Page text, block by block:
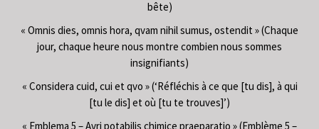
bête)
« Omnis dies, omnis hora, qvam nihil sumus, ostendit » (Chaque
jour, chaque heure nous montre combien nous sommes
insignifiants)
« Considera cuid, cui et qvo » (‘Réfléchis à ce que [tu dis], à qui
[tu le dis] et où [tu te trouves]’)
« Emblema 5 – Avri potabilis chimice praeparatio » (Emblème 5 –